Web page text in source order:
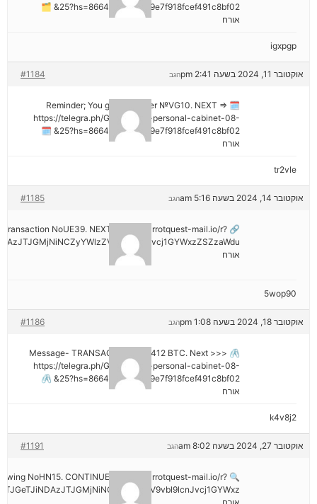
25?hs=8664c520642b9e7f918fcef491c8bf02& 🗂
אורח
igxpgp
אוקטובר 11, 2024 בשעה 2:41 pm #1184 הגב
🗓 Reminder; You got a transfer №VG10. NEXT =>
https://telegra.ph/Go-to-your-personal-cabinet-08-
25?hs=8664c520642b9e7f918fcef491c8bf02& 🗓
אורח
tr2vle
אוקטובר 14, 2024 בשעה 5:16 am #1185 הגב
Transaction NoUE39. NEXT >> out.carrotquest-mail.io/r?
אורח
5wop90
אוקטובר 18, 2024 בשעה 1:08 pm #1186 הגב
🖇 Message- TRANSACTION 1.82412 BTC. Next >>>
https://telegra.ph/Go-to-your-personal-cabinet-08-
25?hs=8664c520642b9e7f918fcef491c8bf02& 🖇
אורח
k4v8j2
אוקטובר 27, 2024 בשעה 8:02 am #1191 הגב
NoHN15. CONTINUE =>> out.carrotquest-mail.io/r?